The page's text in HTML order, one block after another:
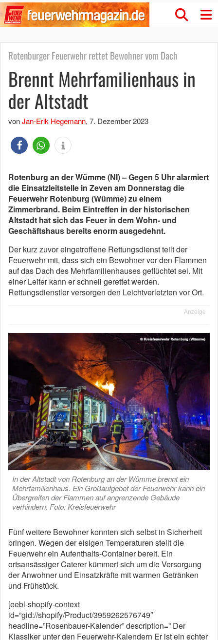
Rotenburger Feuerwehr rettet Bewohner vom Dach
Brennt Mehrfamilienhaus in
der Altstadt
vonJan-Erik Hegemann, 7. Dezember 2023
Rotenburg an der Wümme (NI) – Gegen 5 Uhr alarmiert
die Einsatzleitstelle in Zeven am Donnerstag die
Feuerwehr Rotenburg (Wümme) zu einem
Zimmerbrand. Beim Eintreffen in der historischen
Altstadt hat sich das Feuer in dem Wohn- und
Geschäftshaus bereits enorm ausgedehnt.
Der kurz zuvor eingetroffene Rettungsdienst teilt der
Feuerwehr mit, dass sich ein Bewohner vor den Flammen
auf das Dach des Mehrfamilienhauses geflüchtet sei. Mit
einer Leiter kann er schnell gerettet werden.
Rettungsdienstler versorgen den Leichtverletzten vor Ort.
Anzeige
In der Altstadt von Rotenburg an der Wümme brennt ein
Mehrfamilienhaus. Ein Großaufgebot der Feuerwehr kann ein
Übergreifen der Flammen auf angrenzende Gebäude
verhindern. Foto: Kreisfeuerwehr
Fünf weitere Bewohner konnten sich selbst in Sicherheit
bringen. Wegen der eisigen Temperaturen stellt die
Feuerwehr ein Aufenthalts-Container bereit. Ein
ortsansässiger Caterer kümmert sich um die Versorgung
der Anwohner und Einsatzkräfte mit warmen Getränken
und Frühstück.
[eebl-shopify-context
id=”gid://shopify/Product/3959262576749″
headline=”Rosenbauer-Kalender” description=” Der
Klassiker unter den Feuerwehr-Kalendern Er ist ein echter